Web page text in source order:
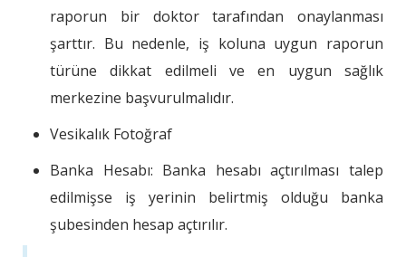
raporun bir doktor tarafından onaylanması
şarttır. Bu nedenle, iş koluna uygun raporun
türüne dikkat edilmeli ve en uygun sağlık
merkezine başvurulmalıdır.
Vesikalık Fotoğraf
Banka Hesabı: Banka hesabı açtırılması talep
edilmişse iş yerinin belirtmiş olduğu banka
şubesinden hesap açtırılır.